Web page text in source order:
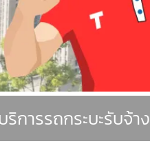
ริการรถกระบะรับจ้าง